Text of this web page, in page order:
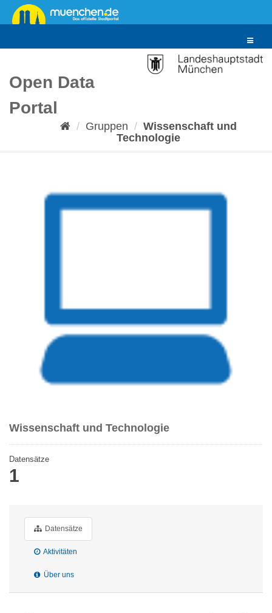
Überspringen
zum
Toggle
Open Data
Portal
Gruppen
Wissenschaft und
Technologie
Wissenschaft und Technologie
Datensätze
1
Datensätze
Aktivitäten
Über uns